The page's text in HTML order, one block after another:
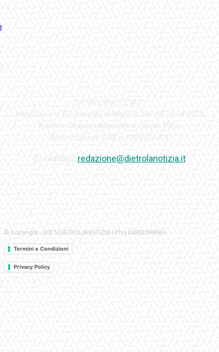
redazione@dietrolanotizia.it
© Copyright - 2025 DIETROLANOTIZIA | P.Iva 04852590969
Termini e Condizioni
Privacy Policy